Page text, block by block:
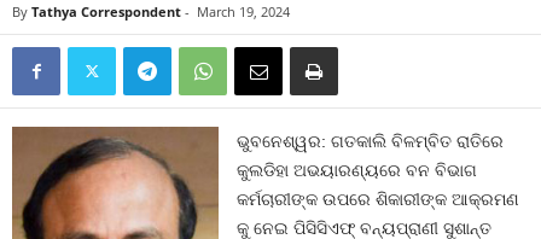
By Tathya Correspondent - March 19, 2024
ଭୁବନେଶ୍ୱର: ଗତକାଲି ବିଳମ୍ବିତ ରାତିରେ
କୁଲଡିହା ଅଭୟାରଣ୍ୟରେ ବନ ବିଭାଗ
କର୍ମଚାରୀଙ୍କ ଉପରେ ଶିକାରୀଙ୍କ ଆକ୍ରମଣ
କୁ ନେଇ ପିସିସିଏଫ୍ ବନ୍ୟପ୍ରାଣୀ ସୁଶାନ୍ତ